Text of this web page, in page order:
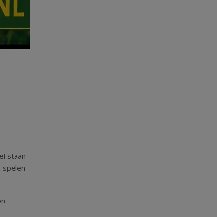
staan
spelen